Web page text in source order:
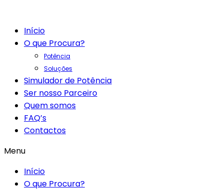
Início
O que Procura?
Potência
Soluções
Simulador de Potência
Ser nosso Parceiro
Quem somos
FAQ’s
Contactos
Menu
Início
O que Procura?